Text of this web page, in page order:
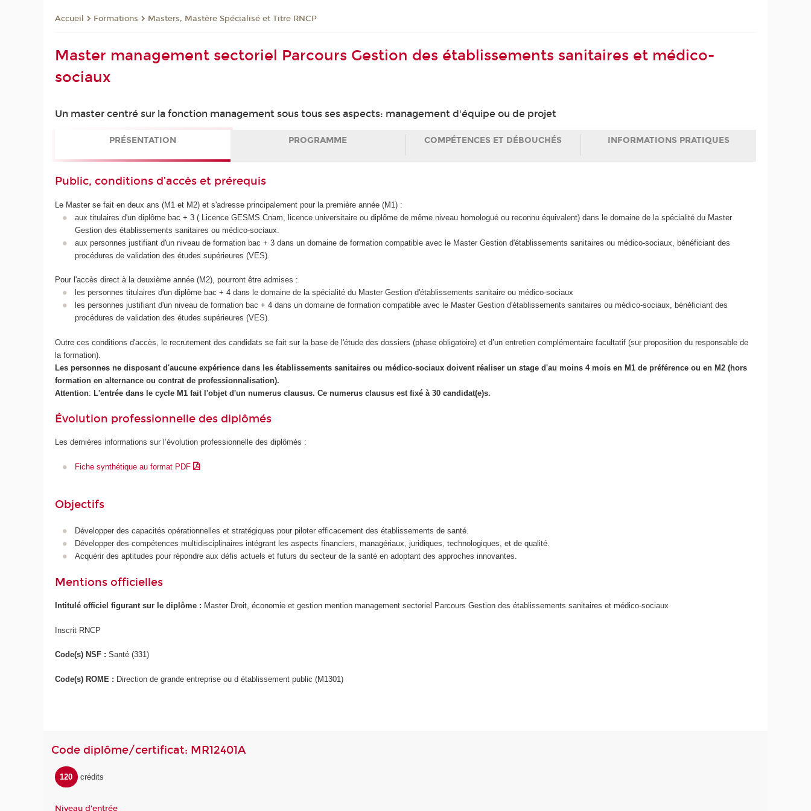
Accueil Formations Masters, Mastère Spécialisé et Titre RNCP
Master management sectoriel Parcours Gestion des établissements sanitaires et médico-
sociaux
Un master centré sur la fonction management sous tous ses aspects: management d'équipe ou de projet
PRÉSENTATION PROGRAMME COMPÉTENCES ET DÉBOUCHÉS INFORMATIONS PRATIQUES
Public, conditions d’accès et prérequis
Le Master se fait en deux ans (M1 et M2) et s'adresse principalement pour la première année (M1) :
aux titulaires d'un diplôme bac + 3 ( Licence GESMS Cnam, licence universitaire ou diplôme de même niveau homologué ou reconnu équivalent) dans le domaine de la spécialité du Master
Gestion des établissements sanitaires ou médico-sociaux.
aux personnes justifiant d'un niveau de formation bac + 3 dans un domaine de formation compatible avec le Master Gestion d'établissements sanitaires ou médico-sociaux, bénéficiant des
procédures de validation des études supérieures (VES).
Pour l'accès direct à la deuxième année (M2), pourront être admises :
les personnes titulaires d'un diplôme bac + 4 dans le domaine de la spécialité du Master Gestion d'établissements sanitaire ou médico-sociaux
les personnes justifiant d'un niveau de formation bac + 4 dans un domaine de formation compatible avec le Master Gestion d'établissements sanitaires ou médico-sociaux, bénéficiant des
procédures de validation des études supérieures (VES).
Outre ces conditions d'accès, le recrutement des candidats se fait sur la base de l'étude des dossiers (phase obligatoire) et d’un entretien complémentaire facultatif (sur proposition du responsable de
la formation).
Les personnes ne disposant d'aucune expérience dans les établissements sanitaires ou médico-sociaux doivent réaliser un stage d'au moins 4 mois en M1 de préférence ou en M2 (hors
formation en alternance ou contrat de professionnalisation).
Attention:L'entrée dans le cycle M1 fait l'objet d'un numerus clausus. Ce numerus clausus est fixé à 30 candidat(e)s.
Évolution professionnelle des diplômés
Les dernières informations sur l’évolution professionnelle des diplômés :
Fiche synthétique au format PDF
Objectifs
Développer des capacités opérationnelles et stratégiques pour piloter efficacement des établissements de santé.
Développer des compétences multidisciplinaires intégrant les aspects financiers, managériaux, juridiques, technologiques, et de qualité.
Acquérir des aptitudes pour répondre aux défis actuels et futurs du secteur de la santé en adoptant des approches innovantes.
Mentions officielles
Intitulé officiel figurant sur le diplôme : Master Droit, économie et gestion mention management sectoriel Parcours Gestion des établissements sanitaires et médico-sociaux
Inscrit RNCP
Code(s) NSF :Santé (331)
Code(s) ROME : Direction de grande entreprise ou d établissement public (M1301)
Code diplôme/certificat: MR12401A
120 crédits
Niveau d'entrée